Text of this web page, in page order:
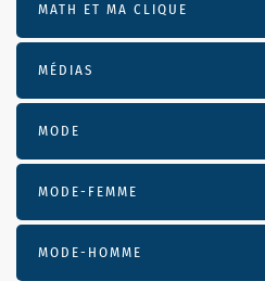
MATH ET MA CLIQUE
MÉDIAS
MODE
MODE-FEMME
MODE-HOMME